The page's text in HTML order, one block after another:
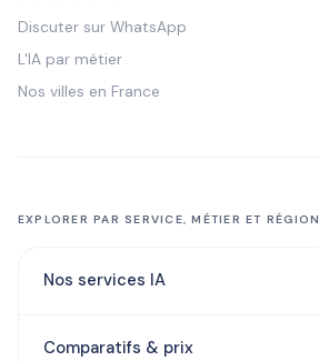
Discuter sur WhatsApp
L'IA par métier
Nos villes en France
EXPLORER PAR SERVICE, MÉTIER ET RÉGION
Nos services IA
Comparatifs & prix